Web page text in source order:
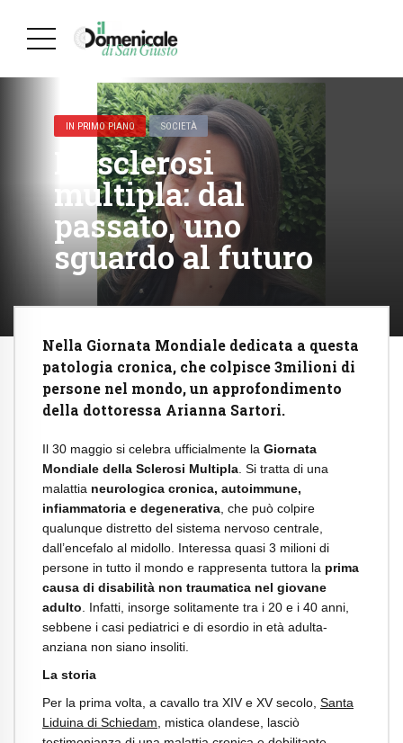
IN PRIMO PIANO SOCIETÀ
La sclerosi
multipla: dal
passato, uno
sguardo al futuro
Nella Giornata Mondiale dedicata a questa
patologia cronica, che colpisce 3milioni di
persone nel mondo, un approfondimento
della dottoressa Arianna Sartori.
Il 30 maggio si celebra ufficialmente la Giornata
Mondiale della Sclerosi Multipla . Si tratta di una
malattia neurologica cronica, autoimmune,
infiammatoria e degenerativa , che può colpire
qualunque distretto del sistema nervoso centrale,
dall’encefalo al midollo. Interessa quasi 3 milioni di
persone in tutto il mondo e rappresenta tuttora la prima
causa di disabilità non traumatica nel giovane
adulto . Infatti, insorge solitamente tra i 20 e i 40 anni,
sebbene i casi pediatrici e di esordio in età adulta-
anziana non siano insoliti.
La storia
Per la prima volta, a cavallo tra XIV e XV secolo, Santa
Liduina di Schiedam , mistica olandese, lasciò